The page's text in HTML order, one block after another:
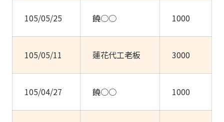
105/05/25 饒○○ 1000
105/05/11 蓮花代工老板 3000
105/04/27 饒○○ 1000